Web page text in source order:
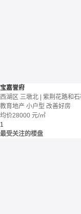
宝嘉誉府
西湖区 三墩北 | 紫荆花路和
教育地产 小户型 改善好房
均价28000 元/㎡
1
最受关注的楼盘